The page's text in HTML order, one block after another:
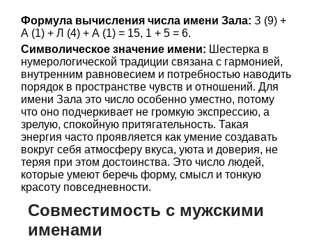
Формула вычисления числа имени Зала: З (9) +
А (1) + Л (4) + А (1) = 15, 1 + 5 = 6.
Символическое значение имени: Шестерка в
нумерологической традиции связана с гармонией,
внутренним равновесием и потребностью наводить
порядок в пространстве чувств и отношений. Для
имени Зала это число особенно уместно, потому
что оно подчеркивает не громкую экспрессию, а
зрелую, спокойную притягательность. Такая
энергия часто проявляется как умение создавать
вокруг себя атмосферу вкуса, уюта и доверия, не
теряя при этом достоинства. Это число людей,
которые умеют беречь форму, смысл и тонкую
красоту повседневности.
Совместимость с мужскими
именами